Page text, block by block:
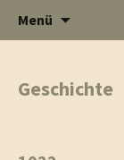
Menü
Geschichte